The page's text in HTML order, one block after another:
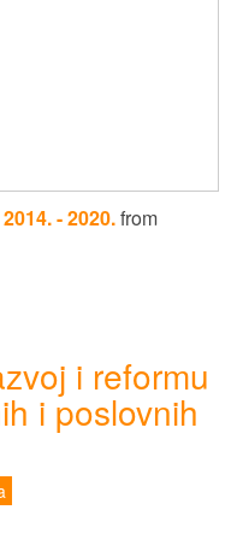
- 2020.from
i reformu
i poslovnih